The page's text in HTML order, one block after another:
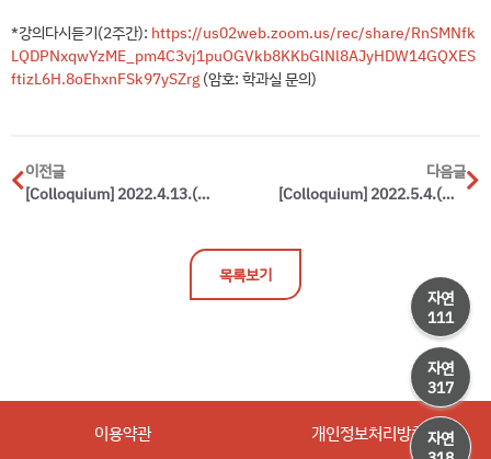
자연
111
자연
317
자연
*강의다시듣기(2주간): https://us02web.zoom.us/rec/share/RnSMNfk
LQDPNxqwYzME_pm4C3vj1puOGVkb8KKbGlNl8AJyHDW14GQXES
ftizL6H.8oEhxnFSk97ySZrg (암호: 학과실 문의)
이전글
[Colloquium] 2022.4.13.(WED) / Prof. Jun Sung Kim (POSTECH) / Large magnetotransport responses of topological van der Waals magents
다음글
[Colloquium] 2022.5.4.(WED) / Prof. Chang-Jong Kang (Chungnam National University) / Nature of electronic correlations in the infinite-layer nickelate superconductors and hidden Hund’s physics
목록보기
이용약관 개인정보처리방침